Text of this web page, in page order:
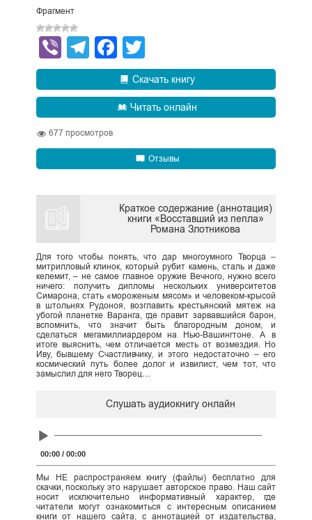
Фрагмент
ViberTelegram
Facebook
Скачать книгу
Читать онлайн
677 просмотров
Отзывы
Краткое содержание (аннотация)
книги «Восставший из пепла»
Романа Злотникова
Для того чтобы понять, что дар многоумного Творца –
митрилловый клинок, который рубит камень, сталь и даже
келемит, – не самое главное оружие Вечного, нужно всего
ничего: получить дипломы нескольких университетов
Симарона, стать «мороженым мясом» и человеком-крысой
в штольнях Рудоноя, возглавить крестьянский мятеж на
убогой планетке Варанга, где правит зарвавшийся барон,
вспомнить, что значит быть благородным доном, и
сделаться мегамиллиардером на Нью-Вашингтоне. А в
итоге выяснить, чем отличается месть от возмездия. Но
Иву, бывшему Счастливчику, и этого недостаточно – его
космический путь более долог и извилист, чем тот, что
замыслил для него Творец…
Слушать аудиокнигу онлайн
Audio
00:00/ 00:00
Мы НЕ распространяем книгу (файлы) бесплатно для
скачки, поскольку это нарушает авторское право. Наш сайт
носит исключительно информативный характер, где
читатели могут ознакомиться с интересным описанием
книги от нашего сайта, с аннотацией от издательства,